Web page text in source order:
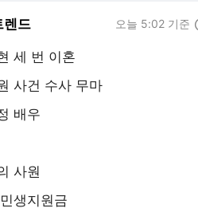
렌드 오늘 5:02 기준
세 번 이혼
사건 수사 무마
사원
생지원금